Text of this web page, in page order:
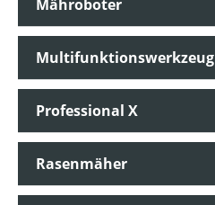
Mähroboter
Multifunktionswerkzeug
Professional X
Rasenmäher